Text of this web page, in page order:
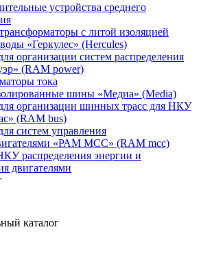
устройства среднего
с литой изоляцией
«Геркулес» (Hercules)
организации систем распределения
(RAM power)
тока
шины «Медиа» (Media)
организации шинных трасс для НКУ
(RAM bus)
систем управления
«РАМ МСС» (RAM mcc)
распределения энергии и
двигателями
каталог